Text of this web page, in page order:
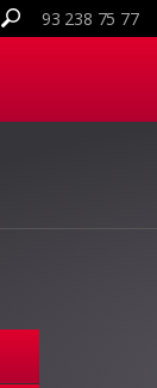
93 238 75 77